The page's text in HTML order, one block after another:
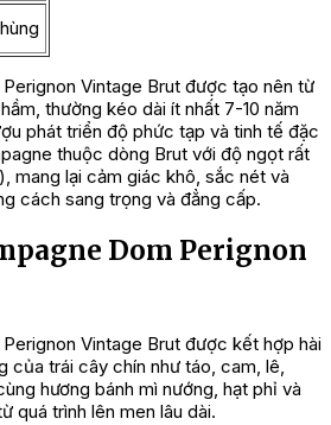
Vintage Brut được tạo nên từ
thường kéo dài ít nhất 7-10 năm
phát triển độ phức tạp và tinh tế đặc
thuộc dòng Brut với độ ngọt rất
mang lại cảm giác khô, sắc nét và
cách sang trọng và đẳng cấp.
Dom Perignon
Vintage Brut được kết hợp hài
của trái cây chín như táo, cam, lê,
hương bánh mì nướng, hạt phỉ và
quá trình lên men lâu dài.